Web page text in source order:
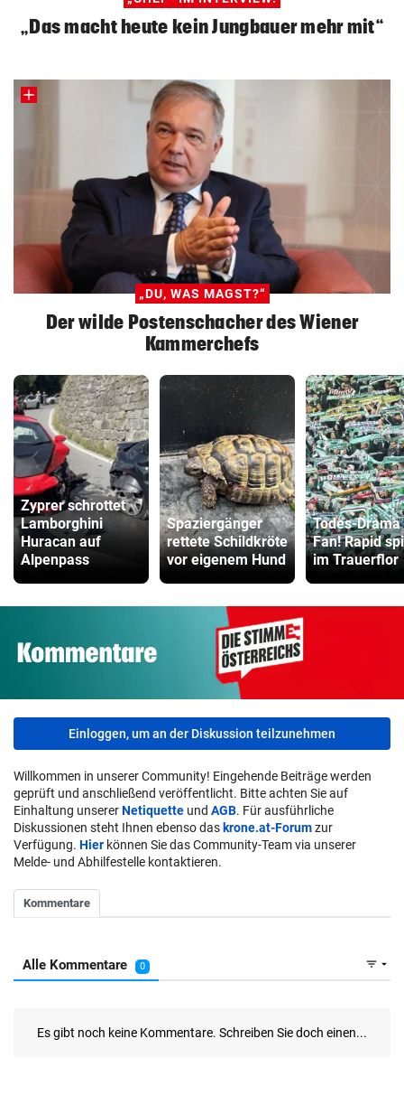
„Das macht heute kein Jungbauer mehr mit“
„DU, WAS MAGST?“
Der wilde Postenschacher des Wiener
Kammerchefs
Zyprer schrottet
Lamborghini
Huracan auf
Alpenpass
Spaziergänger
rettete Schildkröte
vor eigenem Hund
Todes-Drama
Fan! Rapid
im Trauerflor
Einloggen, um an der Diskussion teilzunehmen
Willkommen in unserer Community! Eingehende Beiträge werden
geprüft und anschließend veröffentlicht. Bitte achten Sie auf
Einhaltung unsererNetiquette und AGB. Für ausführliche
Diskussionen steht Ihnen ebenso das krone.at-Forumzur
Verfügung. Hier können Sie das Community-Team via unserer
Melde- und Abhilfestelle kontaktieren.